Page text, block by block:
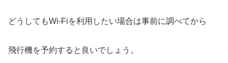
どうしてもWi-Fiを利用したい場合は事前に調べてから
飛行機を予約すると良いでしょう。